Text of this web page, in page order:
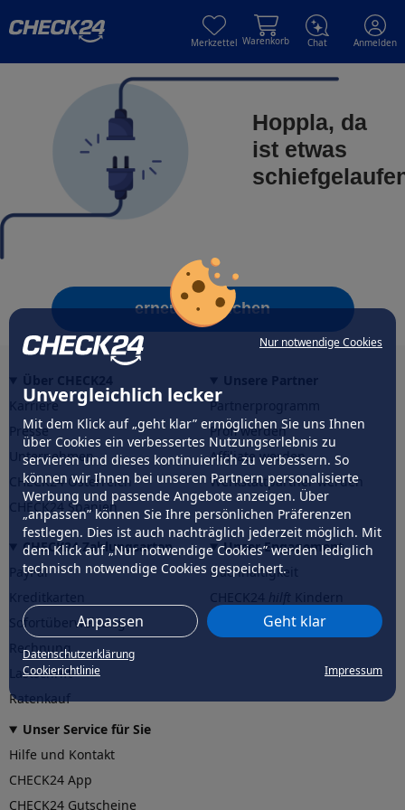
Nur notwendige Cookies
Unvergleichlich lecker
Mit dem Klick auf „geht klar” ermöglichen Sie uns Ihnen
über Cookies ein verbessertes Nutzungserlebnis zu
servieren und dieses kontinuierlich zu verbessern. So
können wir Ihnen bei unseren Partnern personalisierte
Werbung und passende Angebote anzeigen. Über
„anpassen” können Sie Ihre persönlichen Präferenzen
festlegen. Dies ist auch nachträglich jederzeit möglich. Mit
dem Klick auf „Nur notwendige Cookies” werden lediglich
technisch notwendige Cookies gespeichert.
Anpassen Geht klar
Datenschutzerklärung
Cookierichtlinie
Impressum
Merkzettel Warenkorb Chat Anmelden
Hoppla, da
ist etwas
erneut versuchen
Karriere
Presse
Unternehmen
CHECK24 Österreich
CHECK24 Spanien
Partnerprogramm
Profi werden
Affiliate werden
Werkstattpartner werden
CHECK24 Zahlungsarten
PayPal
Sofortüberweisung
Rechnung
Lastschrift
Ratenkauf
Unser Engagement
Nachhaltigkeit
CHECK24hilftder Natur
Unser Service für Sie
Hilfe und Kontakt
CHECK24 App
CHECK24 Gutscheine